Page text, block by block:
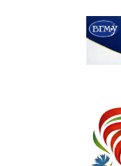
Подтверждение
Алгоритм получения
Сектор поддержки
Школа молодого